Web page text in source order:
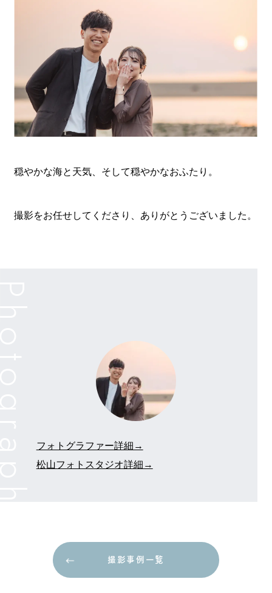
穏やかな海と天気、そして穏やかなおふたり。
撮影をお任せしてくださり、ありがとうございました。
フォトグラファー詳細→
松山フォトスタジオ詳細→
撮影事例一覧